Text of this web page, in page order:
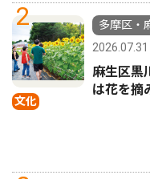
2
文化
多摩区・
2026.07.31
麻生区
は花を摘